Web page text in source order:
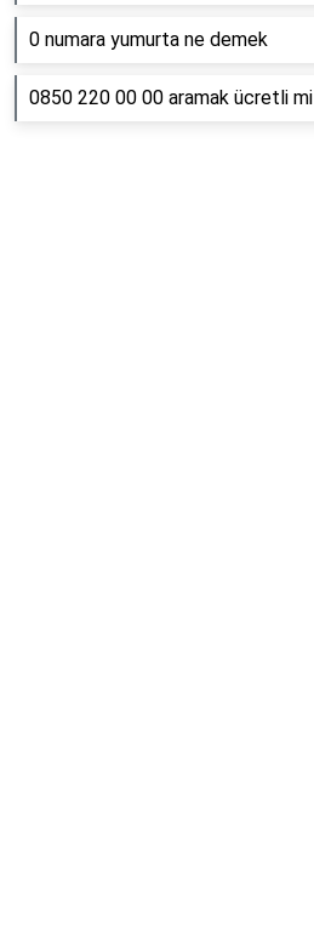
0 numara yumurta ne demek
0850 220 00 00 aramak ücretli mi